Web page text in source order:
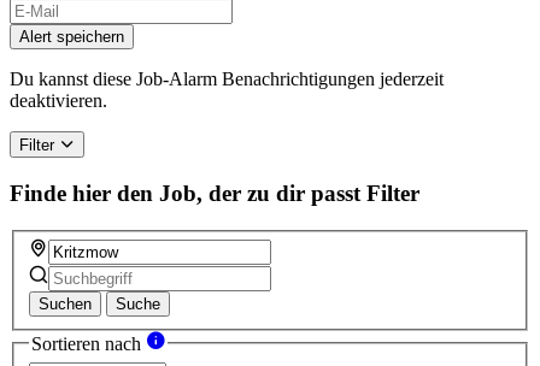
Alert speichern
Du kannst diese Job-Alarm Benachrichtigungen jederzeit
deaktivieren.
Filter
Finde hier den Job, der zu dir passt Filter
Suchen Suche
Sortieren nach